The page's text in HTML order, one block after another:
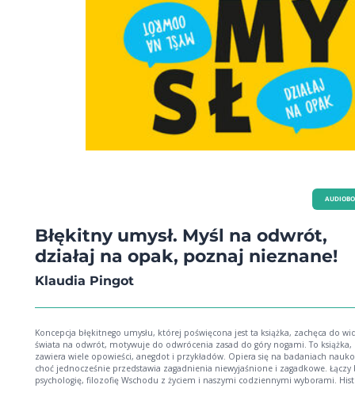
Błękitny umysł. Myśl na odwrót,
działaj na opak, poznaj nieznane!
Klaudia Pingot
Koncepcja błękitnego umysłu, której poświęcona jest ta książka, zachęca do
świata na odwrót, motywuje do odwrócenia zasad do góry nogami. To książka,
zawiera wiele opowieści, anegdot i przykładów. Opiera się na badaniach
choć jednocześnie przedstawia zagadnienia niewyjaśnione i zagadkowe. Łączy
psychologię, filozofię Wschodu z życiem i naszymi codziennymi wyborami. Historie